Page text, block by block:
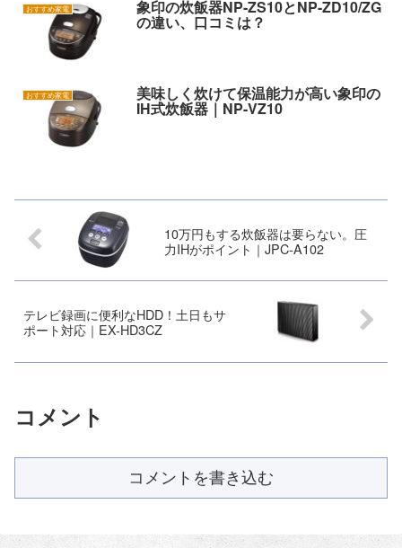
おすすめ家電 象印の炊飯器NP-ZS10とNP-ZD10/ZG
の違い、口コミは？
おすすめ家電 美味しく炊けて保温能力が高い象印の
IH式炊飯器｜NP-VZ10
10万円もする炊飯器は要らない。圧
力IHがポイント｜JPC-A102
テレビ録画に便利なHDD！土日もサ
ポート対応｜EX-HD3CZ
コメント
コメントを書き込む